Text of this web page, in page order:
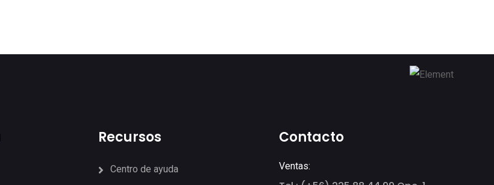
Recursos
Centro de ayuda
Contacto
Ventas: